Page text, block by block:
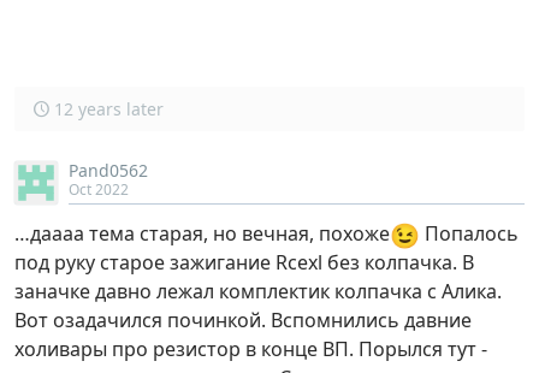
12 years later
Pand0562
Oct 2022
…даааа тема старая, но вечная, похоже😉 Попалось
под руку старое зажигание Rcexl без колпачка. В
заначке давно лежал комплектик колпачка с Алика.
Вот озадачился починкой. Вспомнились давние
холивары про резистор в конце ВП. Порылся тут -